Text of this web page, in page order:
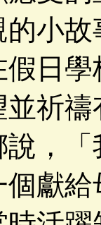
小
日
祈
，
獻